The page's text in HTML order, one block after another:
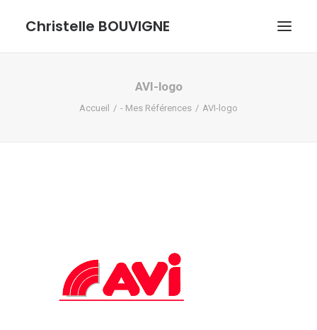
Christelle BOUVIGNE
GRAPHISME ET ILLUSTRATIONS
DESSINS ET PASTELS
AVI-logo
Accueil - Mes Références AVI-logo